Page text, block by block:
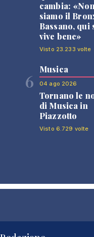
cambia: «Non
siamo il
Bassano, qui
vive bene»
Visto 23.233 volte
6
Musica
04 ago 2026
Tornano le
di Musica in
Piazzotto
Visto 6.729 volte